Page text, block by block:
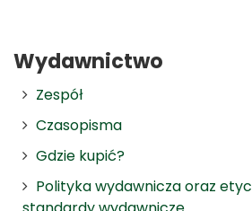
Wydawnictwo
Zespół
Czasopisma
Gdzie kupić?
Polityka wydawnicza oraz